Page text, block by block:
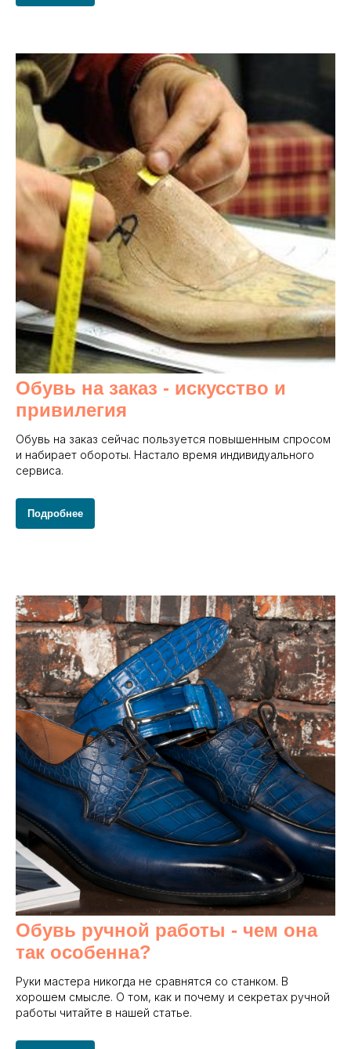
Обувь на заказ - искусство и
привилегия
Обувь на заказ сейчас пользуется повышенным спросом
и набирает обороты. Настало время индивидуального
сервиса.
Подробнее
Обувь ручной работы - чем она
так особенна?
Руки мастера никогда не сравнятся со станком. В
хорошем смысле. О том, как и почему и секретах ручной
работы читайте в нашей статье.